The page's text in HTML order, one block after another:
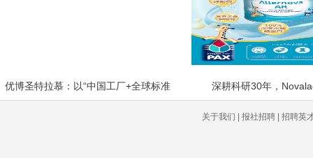
优博圣特拉慕：以“中国工厂+全球标准 深耕科研30年，
关于我们 | 报社招聘 | 招聘英